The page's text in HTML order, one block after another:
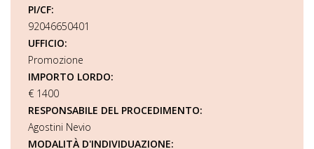
PI/CF:
92046650401
UFFICIO:
Promozione
IMPORTO LORDO:
€ 1400
RESPONSABILE DEL PROCEDIMENTO:
Agostini Nevio
MODALITÀ D'INDIVIDUAZIONE: